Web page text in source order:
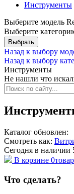
Инструменты
Выберите модель
Выберите
Назад к выбору
Назад к выбору
Инструменты
Не нашли что
Каталог обновлен:
Смотреть как:
Сегодня в наличии
В корзине 0
Что сделать?